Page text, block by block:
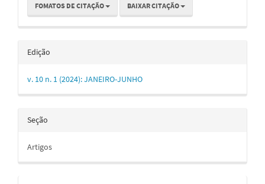
FOMATOS DE CITAÇÃO BAIXAR CITAÇÃO
Edição
v. 10 n. 1 (2024): JANEIRO-JUNHO
Seção
Artigos